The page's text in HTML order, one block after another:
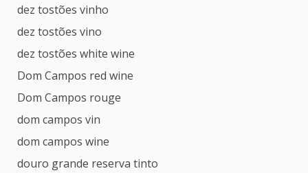
dez tostões vinho
dez tostões vino
dez tostões white wine
Dom Campos red wine
Dom Campos rouge
dom campos vin
dom campos wine
douro grande reserva tinto